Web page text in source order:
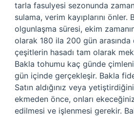
tarla fasulyesi sezonunda
sulama, verim kayıplarını önler.
olgunlaşma süresi, ekim
olarak 180 ila 200 gün
çeşitlerin hasadı tam olarak
Bakla tohumu kaç günde
gün içinde gerçekleşir. Bakla
Satın aldığınız veya
ekmeden önce, onları
edilmesi ve işlenmesi gerekir.